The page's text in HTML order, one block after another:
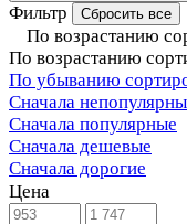
Фильтр Сбросить все
По возрастанию
По возрастанию
По убыванию
Сначала
Сначала популярные
Сначала дешевые
Сначала дорогие
Цена